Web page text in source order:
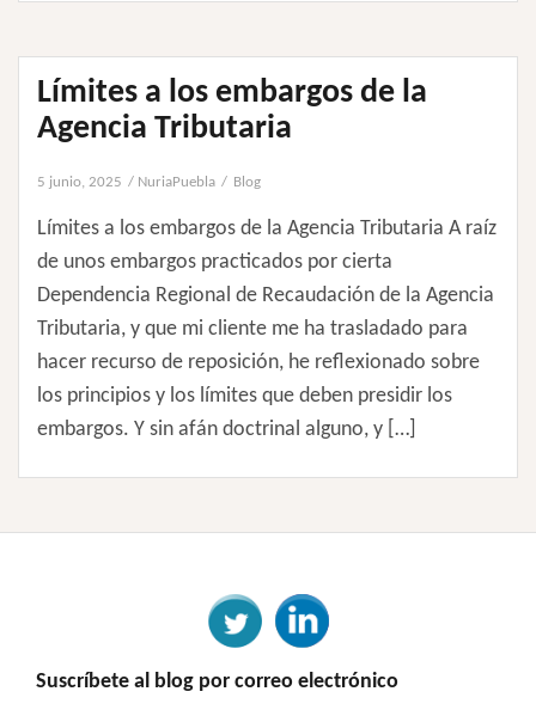
Límites a los embargos de la
Agencia Tributaria
5 junio, 2025 NuriaPuebla Blog
Límites a los embargos de la Agencia Tributaria A raíz
de unos embargos practicados por cierta
Dependencia Regional de Recaudación de la Agencia
Tributaria, y que mi cliente me ha trasladado para
hacer recurso de reposición, he reflexionado sobre
los principios y los límites que deben presidir los
embargos. Y sin afán doctrinal alguno, y […]
Suscríbete al blog por correo electrónico